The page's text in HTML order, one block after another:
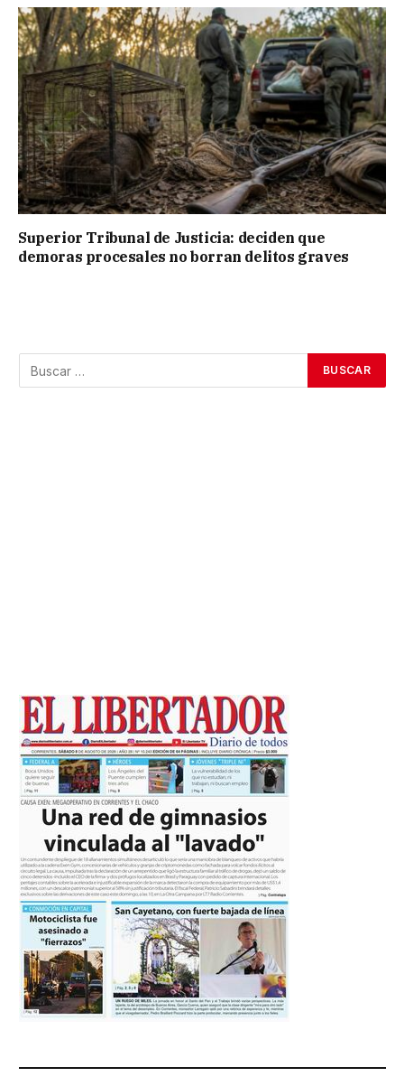
Superior Tribunal de Justicia: deciden que
demoras procesales no borran delitos graves